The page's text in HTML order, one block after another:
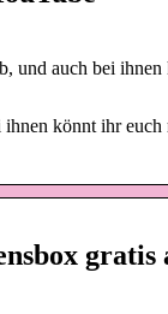
auch bei ihnen
könnt ihr
gratis